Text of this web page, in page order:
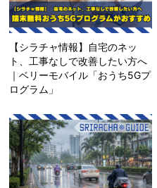
【シラチャ情報】自宅のネッ
ト、工事なしで改善したい方へ
｜ベリーモバイル「おうち5Gプ
ログラム」